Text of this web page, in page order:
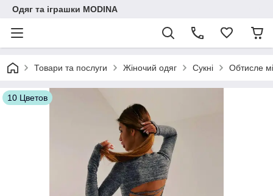
Одяг та іграшки MODINA
Товари та послуги Жіночий одяг Сукні Обтисле
10 Цветов